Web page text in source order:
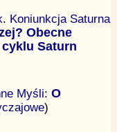
. Koniunkcja Saturna
Obecne
Saturn
Myśli: O
)